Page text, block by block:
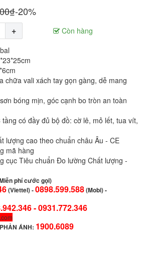
-20%
+
Còn hàng
chữa vali xách tay gọn gàng, dễ mang
bóng mịn, góc cạnh bo tròn an toàn
có đầy đủ bộ đồ: cờ lê, mỏ lết, tua vít,
lượng cao theo chuẩn châu Âu - CE
mã hàng
cục Tiêu chuẩn Đo lường Chất lượng -
phí cước gọi)
(Viettel)-0898.599.588(Mobi) -
-0931.772.346
ÁNH: 1900.6089